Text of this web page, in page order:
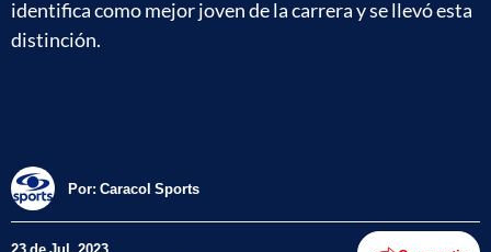
identifica como mejor joven de la carrera y se llevó esta
distinción.
Por: Caracol Sports
23 de Jul, 2023